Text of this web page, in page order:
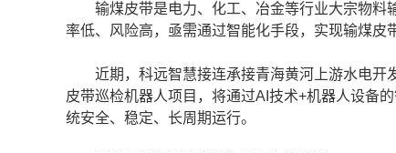
输煤皮带是电力、化工、冶金等行业大宗物料
率低、风险高，亟需通过智能化手段，实现输煤皮
近期，科远智慧接连承接青海黄河上游水电开
皮带巡检机器人项目，将通过AI技术+机器人设备
统安全、稳定、长周期运行。